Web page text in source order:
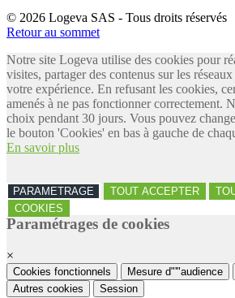
© 2026 Logeva SAS - Tous droits réservés
Retour au sommet
Notre site Logeva utilise des cookies pour
visites, partager des contenus sur les
votre expérience. En refusant les cookies,
amenés à ne pas fonctionner correctement.
choix pendant 30 jours. Vous pouvez
le bouton 'Cookies' en bas à gauche de
En savoir plus
PARAMETRAGE TOUT ACCEPTER
COOKIES
Paramétrages de cookies
×
Cookies fonctionnels Mesure d"'"audience
Autres cookies
Session